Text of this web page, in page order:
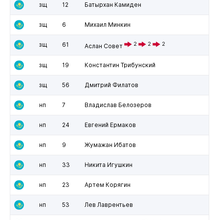
зщ 12 Батырхан Камиден
зщ 6 Михаил Минкин
зщ 61 Аслан Совет 2 2 2
зщ 19 Константин Трибунский
зщ 56 Дмитрий Филатов
нп 7 Владислав Белозеров
нп 24 Евгений Ермаков
нп 9 Жумажан Ибатов
нп 33 Никита Игушкин
нп 23 Артем Корягин
нп 53 Лев Лаврентьев